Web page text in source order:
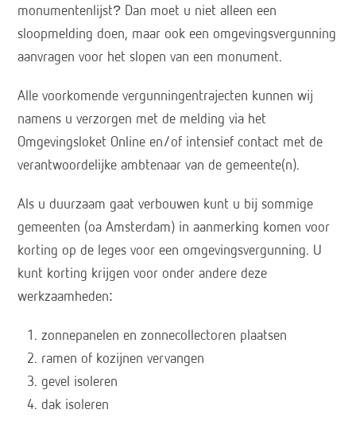
monumentenlijst? Dan moet u niet alleen een
sloopmelding doen, maar ook een omgevingsvergunning
aanvragen voor het slopen van een monument.
Alle voorkomende vergunningentrajecten kunnen wij
namens u verzorgen met de melding via het
Omgevingsloket Online en/of intensief contact met de
verantwoordelijke ambtenaar van de gemeente(n).
Als u duurzaam gaat verbouwen kunt u bij sommige
gemeenten (oa Amsterdam) in aanmerking komen voor
korting op de leges voor een omgevingsvergunning. U
kunt korting krijgen voor onder andere deze
werkzaamheden:
zonnepanelen en zonnecollectoren plaatsen
ramen of kozijnen vervangen
gevel isoleren
dak isoleren